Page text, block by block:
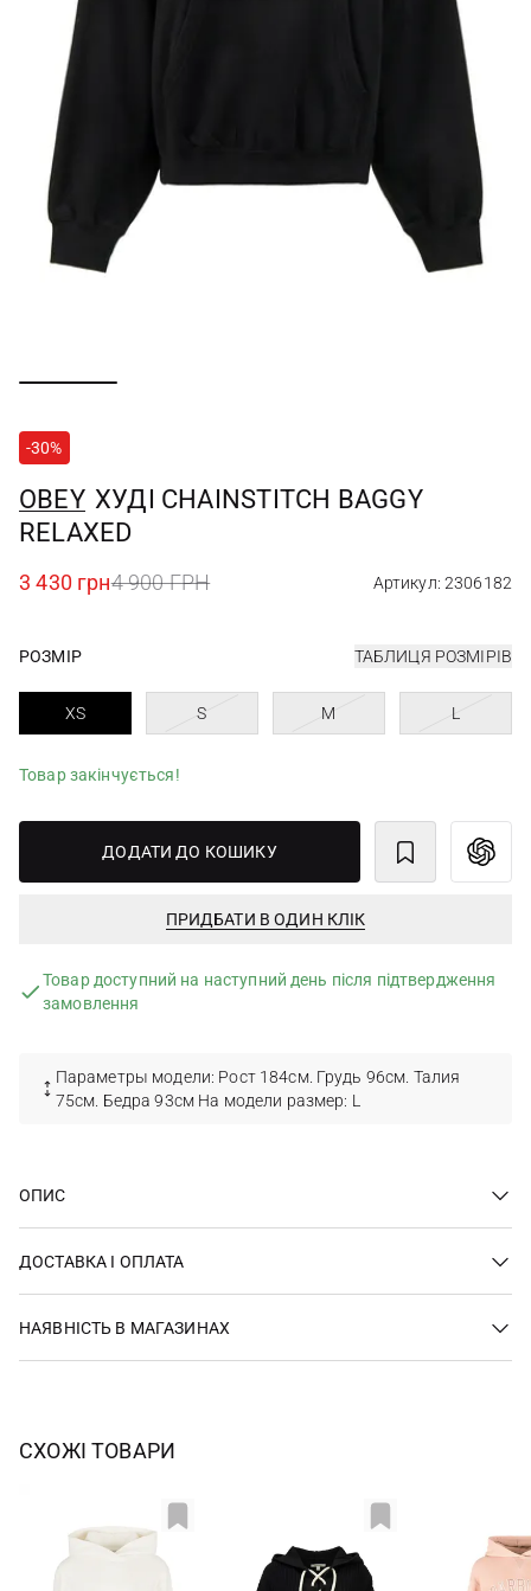
-30%
OBEY ХУДІ CHAINSTITCH BAGGY
RELAXED
3 430 грн4 900 ГРН Артикул: 2306182
РОЗМІР ТАБЛИЦЯ РОЗМІРІВ
XS S M L
Товар закінчується!
ДОДАТИ ДО КОШИКУ
ПРИДБАТИ В ОДИН КЛІК
Товар доступний на наступний день після підтвердження
замовлення
Параметры модели: Рост 184см. Грудь 96см. Талия
75см. Бедра 93см На модели размер: L
ОПИС
ДОСТАВКА І ОПЛАТА
НАЯВНІСТЬ В МАГАЗИНАХ
СХОЖІ ТОВАРИ